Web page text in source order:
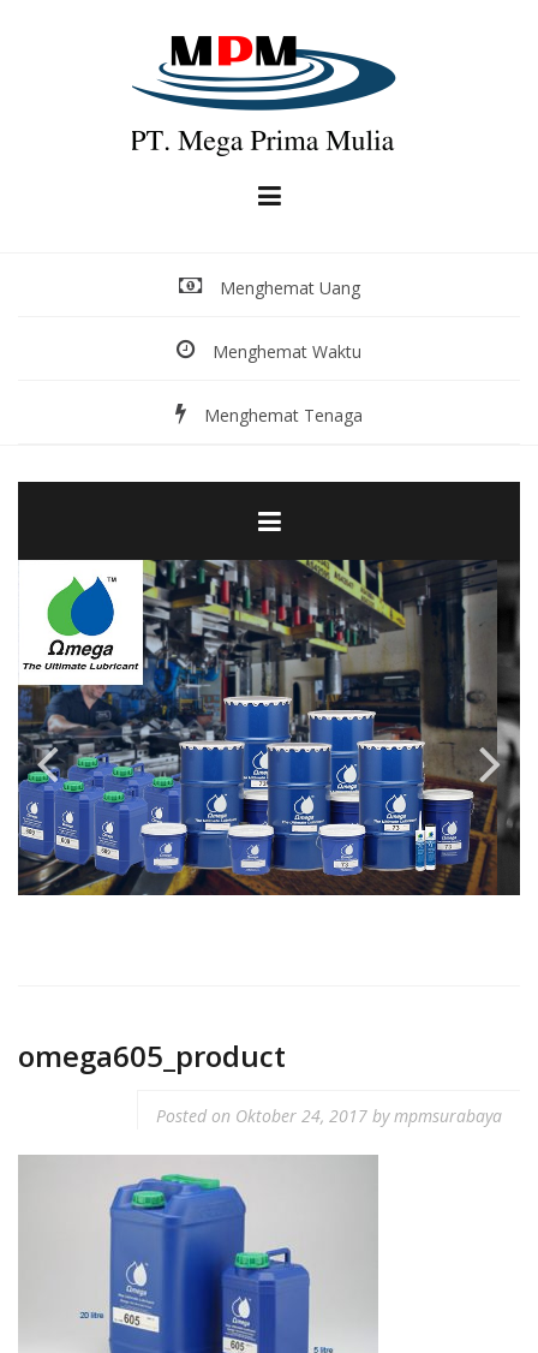
Menghemat Uang
Menghemat Waktu
Menghemat Tenaga
omega605_product
Posted on Oktober 24, 2017 bympmsurabaya